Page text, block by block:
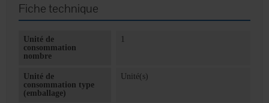
Fiche technique
Unité de
consommation
nombre
Unité de
consommation type
(emballage)
Unité(s)